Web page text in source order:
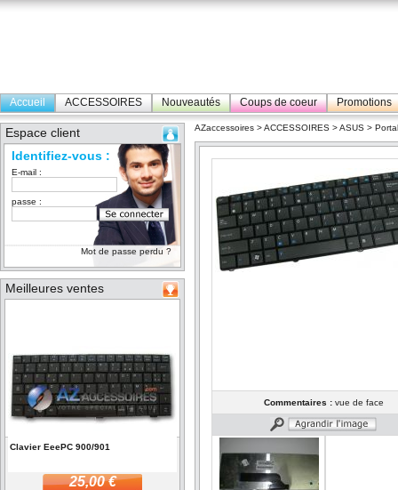
Accueil ACCESSOIRES Nouveautés Coups de coeur Promotions
Espace client
Identifiez-vous :
E-mail :
passe :
Mot de passe perdu ?
Meilleures ventes
Clavier EeePC 900/901
25,00 €
AZaccessoires >ACCESSOIRES >ASUS >
Commentaires :vue de face